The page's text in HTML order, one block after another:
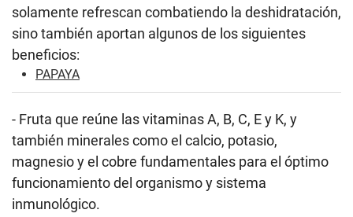
solamente refrescan combatiendo la deshidratación,
sino también aportan algunos de los siguientes
beneficios:
PAPAYA
- Fruta que reúne las vitaminas A, B, C, E y K, y
también minerales como el calcio, potasio,
magnesio y el cobre fundamentales para el óptimo
funcionamiento del organismo y sistema
inmunológico.